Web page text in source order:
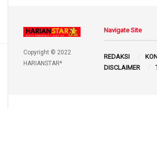
Copyright © 2022
HARIANSTAR*
Navigate Site
REDAKSI
DISCLAIMER